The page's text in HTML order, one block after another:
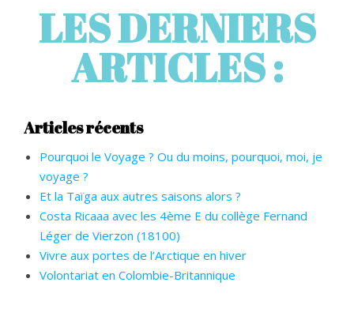
LES DERNIERS
ARTICLES :
Articles récents
Pourquoi le Voyage ? Ou du moins, pourquoi, moi, je
voyage ?
Et la Taïga aux autres saisons alors ?
Costa Ricaaa avec les 4ème E du collège Fernand
Léger de Vierzon (18100)
Vivre aux portes de l’Arctique en hiver
Volontariat en Colombie-Britannique